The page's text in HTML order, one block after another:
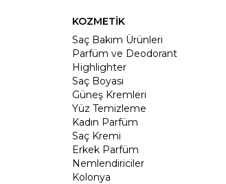
KOZMETİK
Saç Bakım Ürünleri
Parfüm ve Deodorant
Highlighter
Saç Boyası
Güneş Kremleri
Yüz Temizleme
Kadın Parfüm
Saç Kremi
Erkek Parfüm
Nemlendiriciler
Kolonya